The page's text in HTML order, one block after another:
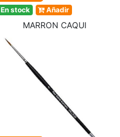
En stock Añadir
MARRON CAQUI